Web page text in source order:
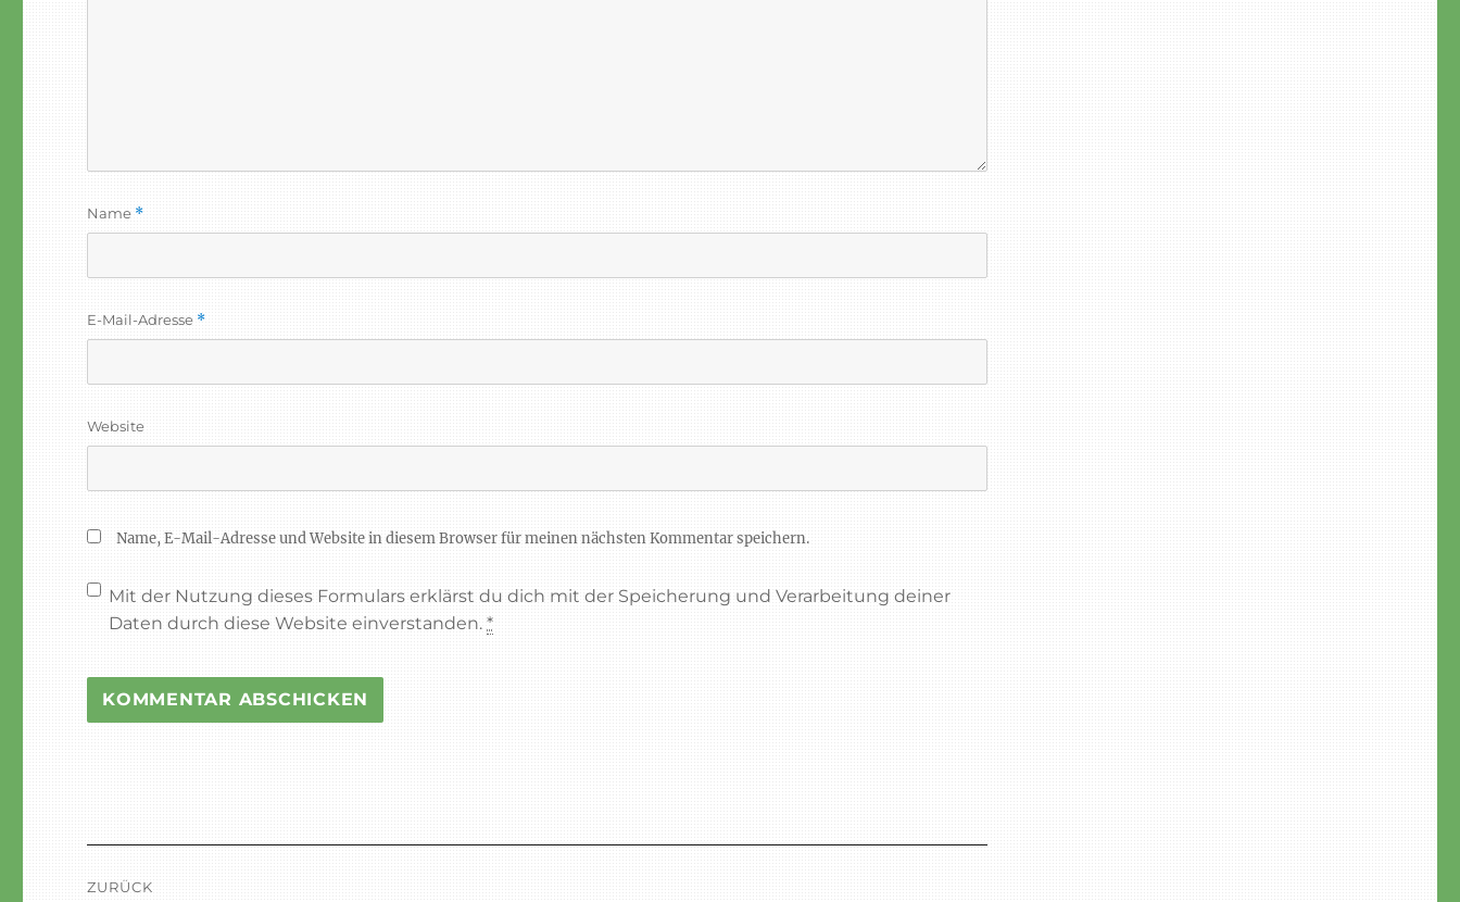
Name *
E-Mail-Adresse *
Website
Name, E-Mail-Adresse und Website in diesem Browser für meinen nächsten Kommentar speichern.
Mit der Nutzung dieses Formulars erklärst du dich mit der Speicherung und Verarbeitung deiner
Daten durch diese Website einverstanden.*
ZURÜCK